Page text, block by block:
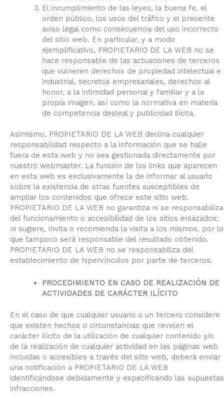
El incumplimiento de las leyes, la buena fe, el
orden público, los usos del tráfico y el presente
aviso legal como consecuencia del uso incorrecto
del sitio web. En particular, y a modo
ejemplificativo, PROPIETARIO DE LA WEB no se
hace responsable de las actuaciones de terceros
que vulneren derechos de propiedad intelectual e
industrial, secretos empresariales, derechos al
honor, a la intimidad personal y familiar y a la
propia imagen, así como la normativa en materia
de competencia desleal y publicidad ilícita.
Asimismo, PROPIETARIO DE LA WEB declina cualquier
responsabilidad respecto a la información que se halle
fuera de esta web y no sea gestionada directamente por
nuestro webmaster. La función de los links que aparecen
en esta web es exclusivamente la de informar al usuario
sobre la existencia de otras fuentes susceptibles de
ampliar los contenidos que ofrece este sitio web.
PROPIETARIO DE LA WEB no garantiza ni se responsabiliza
del funcionamiento o accesibilidad de los sitios enlazados;
ni sugiere, invita o recomienda la visita a los mismos, por lo
que tampoco será responsable del resultado obtenido.
PROPIETARIO DE LA WEB no se responsabiliza del
establecimiento de hipervínculos por parte de terceros.
PROCEDIMIENTO EN CASO DE REALIZACIÓN DE
ACTIVIDADES DE CARÁCTER ILÍCITO
En el caso de que cualquier usuario o un tercero considere
que existen hechos o circunstancias que revelen el
carácter ilícito de la utilización de cualquier contenido y/o
de la realización de cualquier actividad en las páginas web
incluidas o accesibles a través del sitio web, deberá enviar
una notificación a PROPIETARIO DE LA WEB
identificándose debidamente y especificando las supuestas
infracciones.